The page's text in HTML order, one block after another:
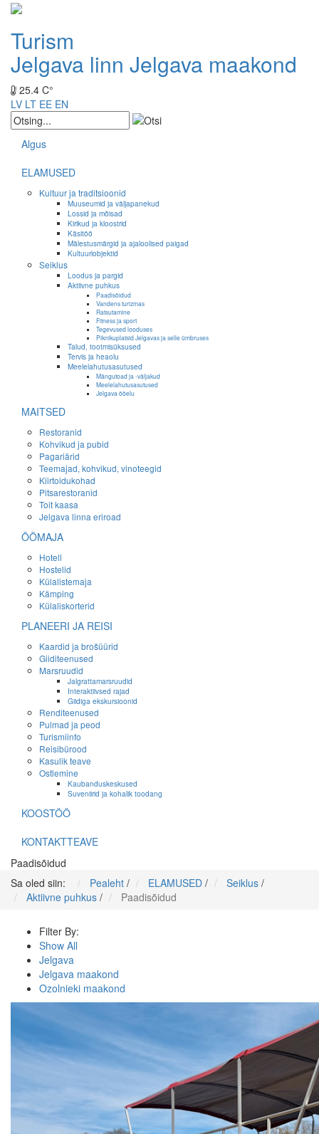
Turism
Jelgava linn Jelgava maakond
25.4 C°
LV LT EE EN
Algus
ELAMUSED
Kultuur ja traditsioonid
Muuseumid ja väljapanekud
Lossid ja mõisad
Kirikud ja kloostrid
Käsitöö
Mälestusmärgid ja ajaloolised paigad
Kultuuriobjektid
Seiklus
Loodus ja pargid
Aktiivne puhkus
Paadisõidud
Vandens turizmas
Ratsutamine
Fitness ja sport
Tegevused looduses
Piknikuplatsid Jelgavas ja selle ümbruses
Talud, tootmisüksused
Tervis ja heaolu
Meelelahutusasutused
Mängutoad ja -väljakud
Meelelahutusasutused
Jelgava ööelu
MAITSED
Restoranid
Kohvikud ja pubid
Pagariärid
Teemajad, kohvikud, vinoteegid
Kiirtoidukohad
Pitsarestoranid
Toit kaasa
Jelgava linna eriroad
ÖÖMAJA
Hotell
Hostelid
Külalistemaja
Kämping
Külaliskorterid
PLANEERI JA REISI
Kaardid ja brošüürid
Giiditeenused
Marsruudid
Jalgrattamarsruudid
Interaktiivsed rajad
Giidiga ekskursioonid
Renditeenused
Pulmad ja peod
Turismiinfo
Reisibürood
Kasulik teave
Ostlemine
Kaubanduskeskused
Suveniirid ja kohalik toodang
KOOSTÖÖ
KONTAKTTEAVE
Paadisõidud
Sa oled siin:
Pealeht / ELAMUSED / Seiklus /
Aktiivne puhkus / Paadisõidud
Filter By:
Show All
Jelgava
Jelgava maakond
Ozolnieki maakond